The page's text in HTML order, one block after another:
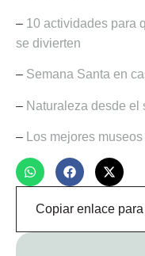
– 10 actividades para
se divierten
– Semana Santa en
– Naturaleza desde el
– Los mejores
Copiar enlace